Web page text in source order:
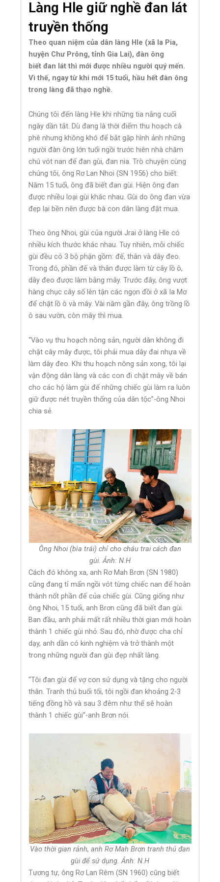
Làng Hle giữ nghề đan lát
truyền thống
Theo quan niệm của dân làng Hle (xã Ia Pia,
huyện Chư Prông, tỉnh Gia Lai), đàn ông
biết đan lát thì mới được nhiều người quý mến.
Vì thế, ngay từ khi mới 15 tuổi, hầu hết đàn ông
trong làng đã thạo nghề.
Chúng tôi đến làng Hle khi những tia nắng cuối
ngày dần tắt. Dù đang là thời điểm thu hoạch cà
phê nhưng không khó để bắt gặp hình ảnh những
người đàn ông lớn tuổi ngồi trước hiên nhà chăm
chú vót nan để đan gùi, đan nia. Trò chuyện cùng
chúng tôi, ông Rơ Lan Nhoi (SN 1956) cho biết:
Năm 15 tuổi, ông đã biết đan gùi. Hiện ông đan
được nhiều loại gùi khác nhau. Gùi do ông đan vừa
đẹp lại bền nên được bà con dân làng đặt mua.
Theo ông Nhoi, gùi của người Jrai ở làng Hle có
nhiều kích thước khác nhau. Tuy nhiên, mỗi chiếc
gùi đều có 3 bộ phận gồm: đế, thân và dây đeo.
Trong đó, phần đế và thân được làm từ cây lồ ô,
dây đeo được làm bằng mây. Trước đây, ông vượt
hàng chục cây số lên tận các ngọn đồi ở xã Ia Mơ
để chặt lồ ô và mây. Vài năm gần đây, ông trồng lồ
ô sau vườn, còn mây thì mua.
“Vào vụ thu hoạch nông sản, người dân không đi
chặt cây mây được, tôi phải mua dây đai nhựa về
làm dây đeo. Khi thu hoạch nông sản xong, tôi lại
vận động dân làng và các con đi chặt mây về bán
cho các hộ làm gùi để những chiếc gùi làm ra luôn
giữ được nét truyền thống của dân tộc”-ông Nhoi
chia sẻ.
Ông Nhoi (bìa trái) chỉ cho cháu trai cách đan
gùi. Ảnh: N.H
Cách đó không xa, anh Rơ Mah Brơn (SN 1980)
cũng đang tỉ mẩn ngồi vót từng chiếc nan để hoàn
thành nốt phần đế của chiếc gùi. Cũng giống như
ông Nhoi, 15 tuổi, anh Brơn cũng đã biết đan gùi.
Ban đầu, anh phải mất rất nhiều thời gian mới hoàn
thành 1 chiếc gùi nhỏ. Sau đó, nhờ được cha chỉ
dạy, anh dần có kinh nghiệm và trở thành một
trong những người đan gùi đẹp nhất làng.
“Tôi đan gùi để vợ con sử dụng và tặng cho người
thân. Tranh thủ buổi tối, tôi ngồi đan khoảng 2-3
tiếng đồng hồ và sau 3 đêm như thế sẽ hoàn
thành 1 chiếc gùi”-anh Brơn nói.
Vào thời gian rảnh, anh Rơ Mah Brơn tranh thủ đan
gùi để sử dụng. Ảnh: N.H
Tương tự, ông Rơ Lan Rêm (SN 1960) cũng biết